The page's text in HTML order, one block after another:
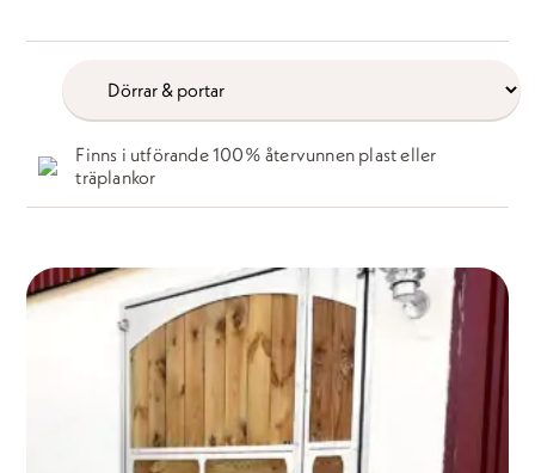
/produkter/
produkter
Finns i utförande 100% återvunnen plast eller
träplankor